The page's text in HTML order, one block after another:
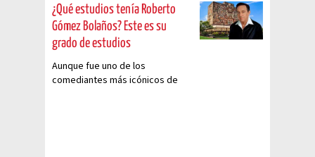
¿Qué estudios tenía Roberto
Gómez Bolaños? Este es su
grado de estudios
Aunque fue uno de los
comediantes más icónicos de